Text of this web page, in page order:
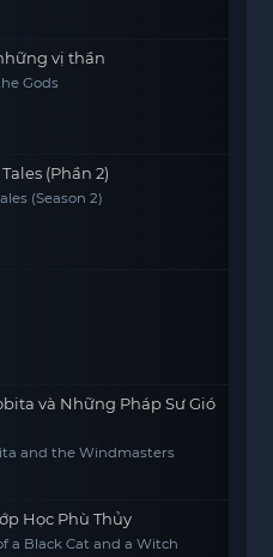
vị thần
Gods
(Phần 2)
(Season 2)
và Những Pháp Sư Gió
and the Windmasters
Học Phù Thủy
a Black Cat and a Witch